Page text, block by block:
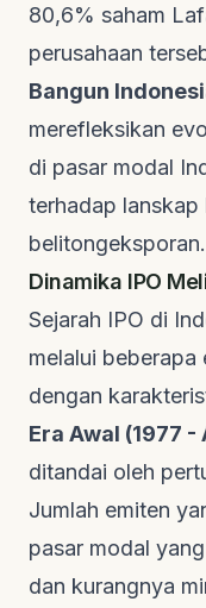
80,6% saham
perusahaan
Bangun
merefleksikan
di pasar modal
terhadap lanskap
Dinamika IPO
Sejarah IPO di
melalui
dengan
Era Awal (1977
ditandai oleh
Jumlah emiten
pasar modal
dan kurangnya